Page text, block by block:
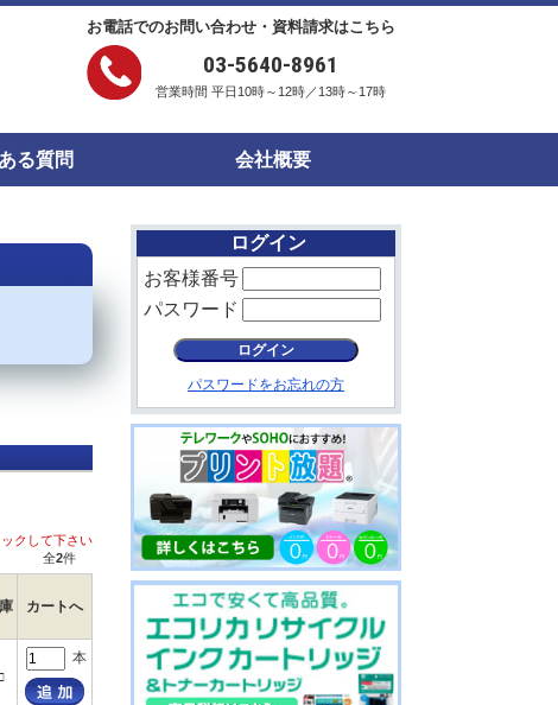
お電話でのお問い合わせ・資料請求はこちら
03-5640-8961
営業時間 平日10時～12時／13時～17時
る質問 会社概要
クして下さい
全2件
カートへ
本
ログイン
お客様番号
パスワード
パスワードをお忘れの方